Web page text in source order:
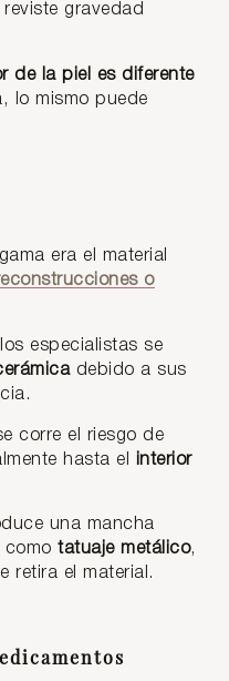
gravedad
de la piel es diferente
lo mismo puede
era el material
o
especialistas se
debido a sus
corre el riesgo de
hasta el interior
una mancha
comotatuaje metálico,
retira el material.